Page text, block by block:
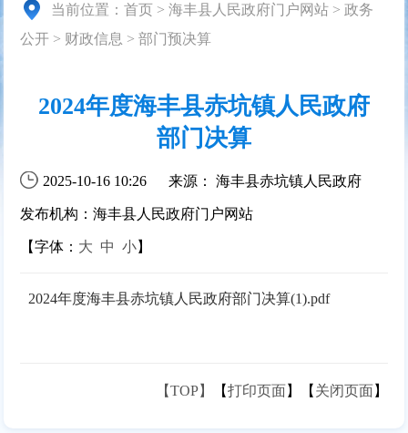
当前位置：首页 >海丰县人民政府门户网站 >政务
公开 > 财政信息 >部门预决算
2024年度海丰县赤坑镇人民政府
部门决算
2025-10-16 10:26 来源： 海丰县赤坑镇人民政府
发布机构：海丰县人民政府门户网站
【字体： 大 中 小】
2024年度海丰县赤坑镇人民政府部门决算(1).pdf
【TOP】 【打印页面】【 关闭页面】